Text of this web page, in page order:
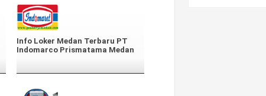
Info Loker Medan Terbaru PT
Indomarco Prismatama Medan